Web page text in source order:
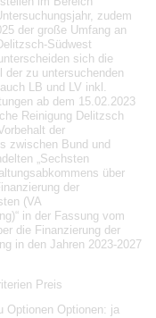
zudem
der große Umfang an
Südwest
sich die
der zu untersuchenden
LB und LV inkl.
ab dem 15.02.2023
Reinigung Delitzsch
der
zwischen Bund und
„Sechsten
über
der
(VA
in der Fassung vom
die Finanzierung der
in den Jahren 2023-2027
Preis
Optionen Optionen: ja